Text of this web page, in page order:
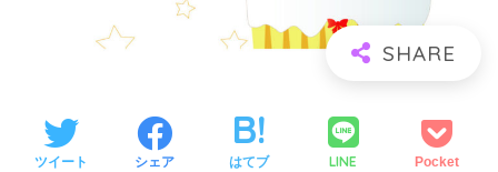
ツイート シェア はてブ LINE Pocket